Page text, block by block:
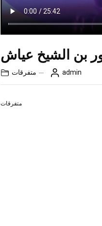
بن الشيخ عياش
متفرقات admin
متفرقات